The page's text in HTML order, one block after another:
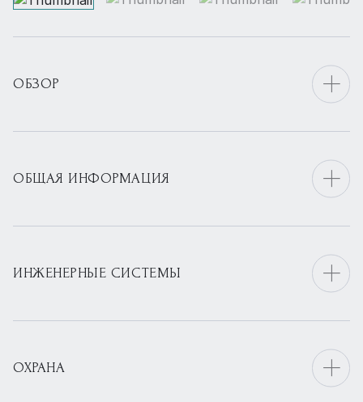
ОБЗОР
ОБЩАЯ ИНФОРМАЦИЯ
ИНЖЕНЕРНЫЕ СИСТЕМЫ
ОХРАНА